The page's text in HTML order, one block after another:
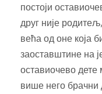
постоји
друг није
већа од оне која
заоставштине на
оставиочево
више него брачни